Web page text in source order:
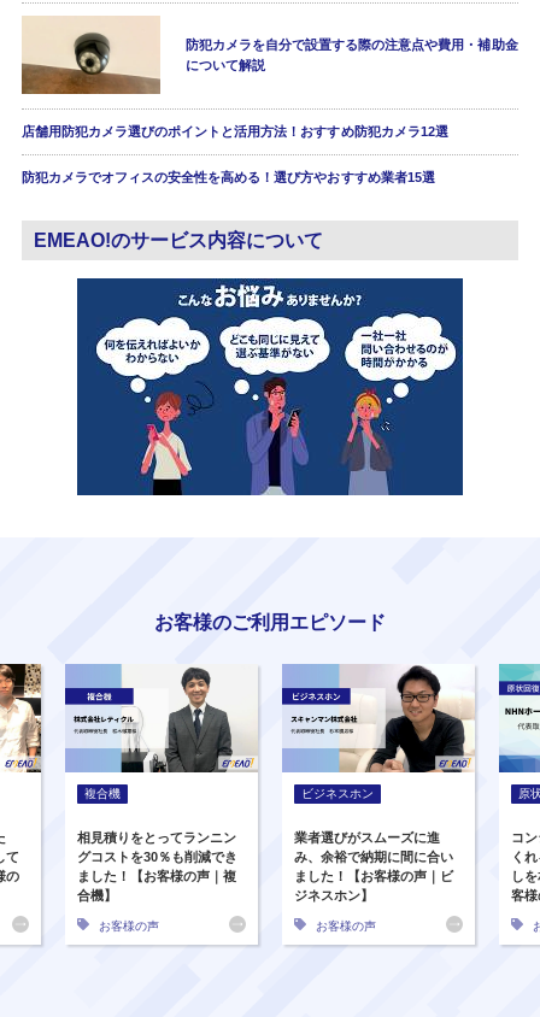
防犯カメラを自分で設置する際の注意点や費用・補助金
について解説
店舗用防犯カメラ選びのポイントと活用方法！おすすめ防犯カメラ12選
防犯カメラでオフィスの安全性を高める！選び方やおすすめ業者15選
EMEAO!のサービス内容について
お客様のご利用エピソード
て
の
複合機
相見積りをとってランニン
グコストを30％も削減でき
ました！【お客様の声｜複
合機】
お客様の声
ビジネスホン
業者選びがスムーズに進
み、余裕で納期に間に合い
ました！【お客様の声｜ビ
ジネスホン】
お客様の声
原
コ
く
し
客